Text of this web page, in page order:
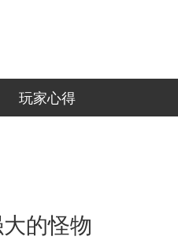
玩家心得
的怪物